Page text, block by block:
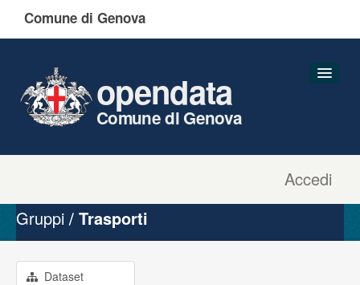
Comune di Genova
Accedi
opendata
Comune di Genova
Organizzazioni
Gruppi
Informazioni
Gruppi Trasporti
Dataset